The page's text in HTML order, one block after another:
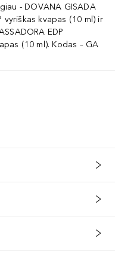
- DOVANA GISADA
vyriškas kvapas (10 ml) ir
EDP
(10 ml). Kodas – GA